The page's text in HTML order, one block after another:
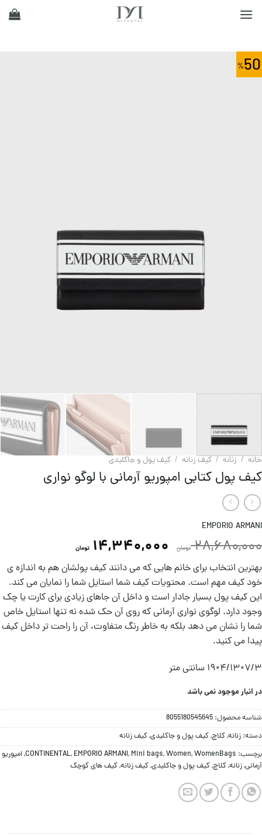
50
خانه / زنانه / کیف زنانه / کیف پول و جاکلیدی
کیف پول کتابی امپوریو آرمانی با لوگو نواری
EMPORIO ARMANI
28,680,000 تومان 14,340,000 تومان
بهترین انتخاب برای خانم هایی که می دانند کیف پولشان هم به اندازه ی
خود کیف مهم است. محتویات کیف شما استایل شما را نمایان می کند.
این کیف پول بسیار جادار است و داخل آن جاهای زیادی برای کارت یا چک
وجود دارد. لوگوی نواری آرمانی که روی آن حک شده نه تنها استایل خاص
شما را نشان می دهد بلکه به خاطر رنگ متفاوت، آن را راحت تر داخل کیف
پیدا می کنید.
۷/۳×۴/۱۳×۱۹ سانتی متر
در انبار موجود نمی باشد
شناسه محصول: 8055180545645
دسته: زنانه,کلاچ,کیف پول و جاکلیدی,کیف زنانه
برچسب:
CONTINENTAL, EMPORIO ARMANI, Mini bags,Women,WomenBags
,امپوریو
آرمانی,زنانه,کلاچ,کیف پول و جاکلیدی,کیف زنانه,کیف های کوچک